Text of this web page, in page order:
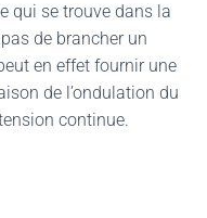
qui se trouve dans la
de brancher un
en effet fournir une
de l’ondulation du
continue.